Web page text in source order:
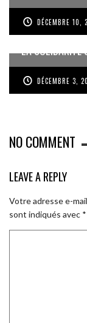
DÉCEMBRE 10,
LA SOLIDARITÉ
DÉCEMBRE 3,
NO COMMENT
LEAVE A REPLY
Votre adresse e-
sont indiqués avec *